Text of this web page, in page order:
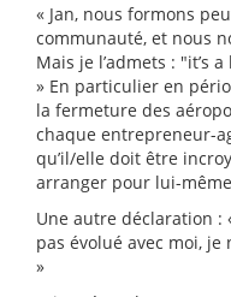
« Jan, nous formons
communauté, et nous
Mais je l’admets : "it’s
» En particulier en
la fermeture des
chaque entrepreneur-
qu’il/elle doit être
arranger pour lui-
Une autre déclaration :
pas évolué avec moi,
»